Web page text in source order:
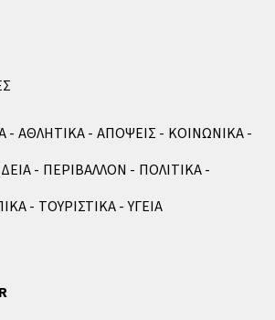
ΑΘΛΗΤΙΚΑ ΑΠΟΨΕΙΣ
ΚΟΙΝΩΝΙΚΑ
ΠΕΡΙΒΑΛΛΟΝ
ΠΟΛΙΤΙΚΑ
ΤΟΥΡΙΣΤΙΚΑ ΥΓΕΙΑ